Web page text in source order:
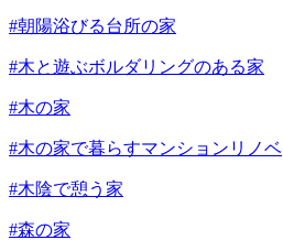
#朝陽浴びる台所の家
#木と遊ぶボルダリングのある家
#木の家
#木の家で暮らすマンションリノベ
#木陰で憩う家
#森の家